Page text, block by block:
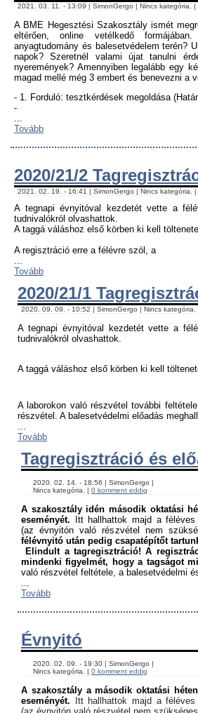
2021. 03. 11. - 13:09 | SimonGergo | Nincs kategória. |
A BME Hegesztési Szakosztály ismét
eltérően, online vetélkedő
anyagtudomány és balesetvédelem terén?
napok? Szeretnél valami újat tanulni
nyeremények? Amennyiben legalább egy
magad mellé még 3 embert és benevezni a
- 1. Forduló: tesztkérdések megoldása
-
...
Tovább
2020/21/2
2021. 02. 19. - 16:41 | SimonGergo | Nincs kategória. |
A tegnapi évnyitóval kezdetét vette a
tudnivalókról olvashattok.
A taggá váláshoz első körben ki kell
A regisztráció erre a félévre szól, a
...
Tovább
2020/21/1
2020. 09. 09. - 10:52 | SimonGergo | Nincs kategória.
A tegnapi évnyitóval kezdetét vette a
tudnivalókról olvashattok.
A taggá váláshoz első körben ki kell
A laborokon való részvétel további
részvétel. A balesetvédelmi előadás
Tovább
Tagregisztráció és
    Nincs kategória. |
0 komment eddig
A szakosztály idén második oktatási
eseményét. Itt hallhattok majd a féléves
(az évnyitón való részvétel nem
félévnyitó után pedig csapatépítőt
Elindult a tagregisztráció! A
mindenki figyelmét, hogy a tagságot
való részvétel feltétele, a balesetvédelmi
Tovább
Évnyitó
    Nincs kategória. |
0 komment eddig
A szakosztály a második oktatási
eseményét. Itt hallhattok majd a féléves
(az évnyitón való részvétel nem